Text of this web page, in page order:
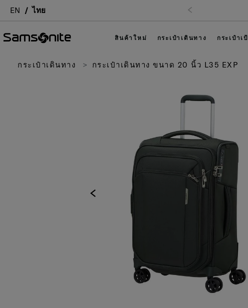
EN ไทย
สินค้าใหม่ กระเป๋าเดินทาง กระเป๋าเป้
กระเป๋าเดินทาง กระเป๋าเดินทาง ขนาด 20 นิ้ว L35 EXP